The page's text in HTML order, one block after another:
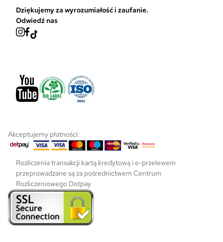
i
Dziękujemy za wyrozumiałość i zaufanie.
Odwiedź nas
Akceptujemy płatności:
Rozliczenia transakcji kartą kredytową i e-przelewem
przeprowadzane są za pośrednictwem Centrum
Rozliczeniowego Dotpay